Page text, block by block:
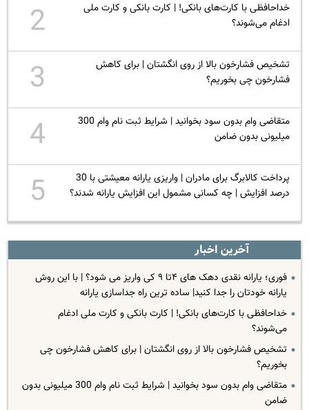
خداحافظی با کارت‌های بانکی! | کارت بانکی و کارت ملی
ادغام می‌شوند؟
2
تشخیص فشارخون بالا از روی انگشتان | برای کاهش
فشارخون چی بخوریم؟
3
متقاضی وام بدون سود بخوانید | شرایط ثبت نام وام 300
میلیونی بدون ضامن
4
پرداخت کالابرگ برای مادران | واریزی یارانه معیشتی با 30
درصد افزایش | چه کسانی مشمول این افزایش یارانه شدند؟
5
آخرین اخبار
فوری؛ یارانه نقدی دهک های ۴تا ۹ کی واریز می شود؟ | با این روش
یارانه خودتان را جدا کنید| ساده ترین راه جداسازی یارانه
خداحافظی با کارت‌های بانکی! | کارت بانکی و کارت ملی ادغام
می‌شوند؟
تشخیص فشارخون بالا از روی انگشتان | برای کاهش فشارخون چی
بخوریم؟
متقاضی وام بدون سود بخوانید | شرایط ثبت نام وام 300 میلیونی بدون
ضامن